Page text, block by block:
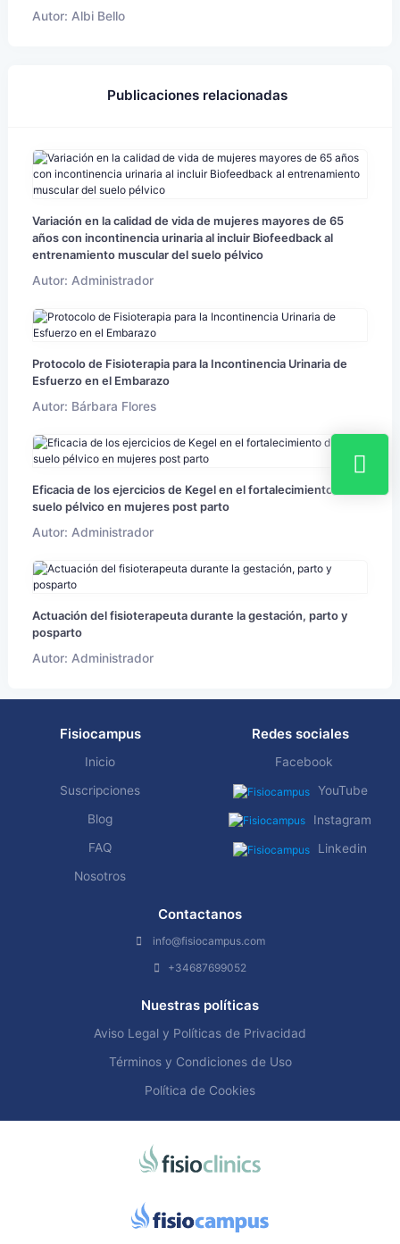
Autor: Albi Bello
Publicaciones relacionadas
Variación en la calidad de vida de mujeres mayores de 65
años con incontinencia urinaria al incluir Biofeedback al
entrenamiento muscular del suelo pélvico
Autor: Administrador
Protocolo de Fisioterapia para la Incontinencia Urinaria de
Esfuerzo en el Embarazo
Autor: Bárbara Flores
Eficacia de los ejercicios de Kegel en el fortalecimiento del
suelo pélvico en mujeres post parto
Autor: Administrador
Actuación del fisioterapeuta durante la gestación, parto y
posparto
Autor: Administrador
Fisiocampus
Inicio
Suscripciones
Blog
FAQ
Nosotros
Redes sociales
Facebook
YouTube
Instagram
Linkedin
Contactanos
info@fisiocampus.com
+34687699052
Nuestras políticas
Aviso Legal y Políticas de Privacidad
Términos y Condiciones de Uso
Política de Cookies